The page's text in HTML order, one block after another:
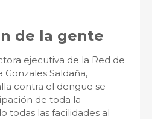
de la gente
ejecutiva de la Red de
Gonzales Saldaña,
contra el dengue se
de toda la
todas las facilidades al